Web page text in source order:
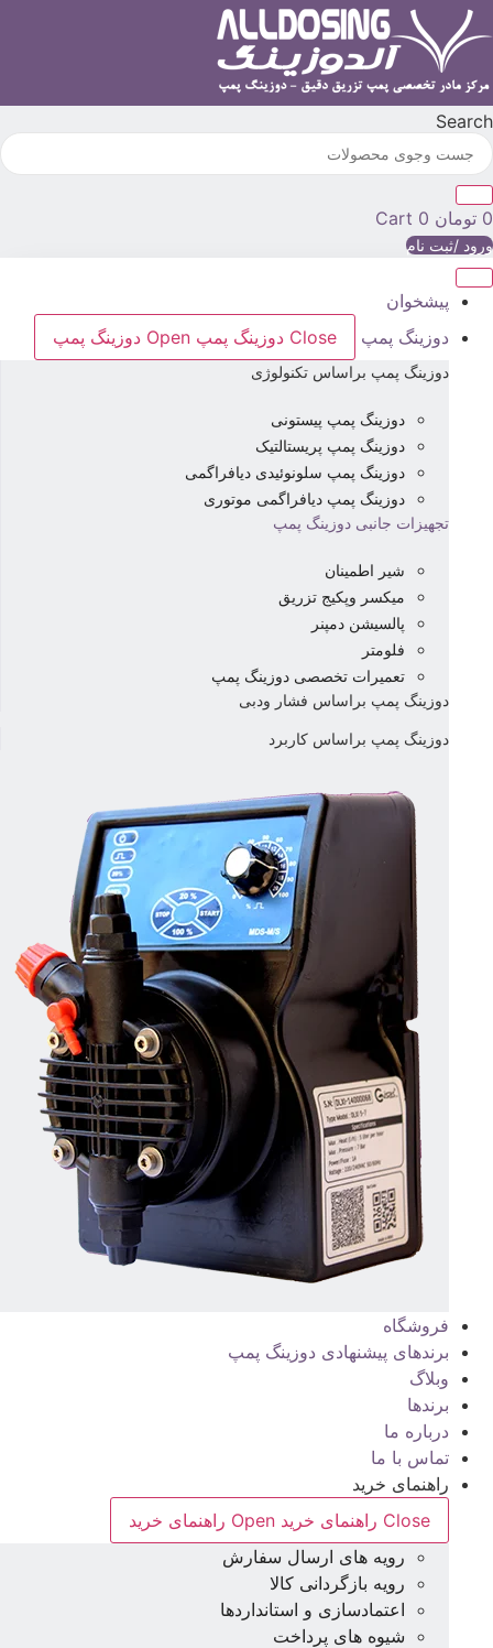
Search
0 تومان 0
Cart
ورود /ثبت نام
پیشخوان
دوزینگ پمپ
Close دوزینگ پمپ Open دوزینگ پمپ
دوزینگ پمپ براساس تکنولوژی
دوزینگ پمپ پیستونی
دوزینگ پمپ پریستالتیک
دوزینگ پمپ سلونوئیدی دیافراگمی
دوزینگ پمپ دیافراگمی موتوری
تجهیزات جانبی دوزینگ پمپ
شیر اطمینان
میکسر وپکیج تزریق
پالسیشن دمپنر
فلومتر
تعمیرات تخصصی دوزینگ پمپ
دوزینگ پمپ براساس فشار ودبی
دوزینگ پمپ براساس کاربرد
فروشگاه
برندهای پیشنهادی دوزینگ پمپ
وبلاگ
برندها
درباره ما
تماس با ما
راهنمای خرید
Close راهنمای خرید
Open راهنمای خرید
رویه های ارسال سفارش
رویه بازگردانی کالا
اعتمادسازی و استانداردها
شیوه های پرداخت